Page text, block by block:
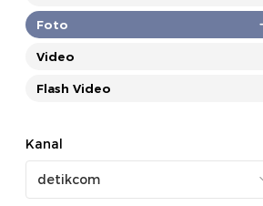
Foto
Video
Flash Video
Kanal